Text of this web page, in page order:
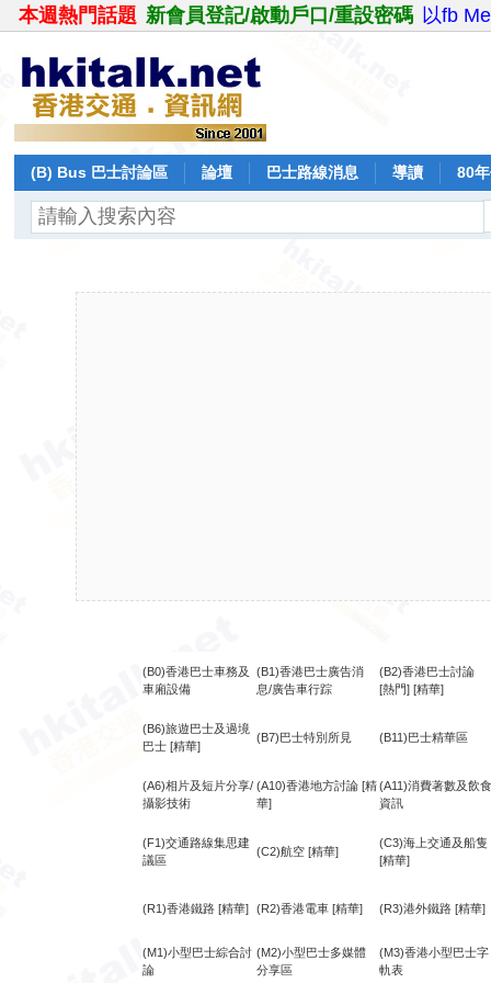
本週熱門話題 新會員登記/啟動戶口/重設密碼 以fb
(B) Bus 巴士討論區 論壇 巴士路線消息 導讀 80
(B0)香港巴士車務及
車廂設備
(B1)香港巴士廣告消
息/廣告車行踪
(B2)香港巴士討論
[熱門] [精華]
(B6)旅遊巴士及過境
巴士 [精華]
(B7)巴士特別所見 (B11)巴士精華區
(A6)相片及短片分享/
攝影技術
(A10)香港地方討論 [精
華]
(A11)消費著數及飲食
資訊
(F1)交通路線集思建
議區
(C2)航空 [精華]
(C3)海上交通及船隻
[精華]
(R1)香港鐵路 [精華] (R2)香港電車 [精華] (R3)港外鐵路 [精華]
(M1)小型巴士綜合討
論
(M2)小型巴士多媒體
分享區
(M3)香港小型巴士字
軌表